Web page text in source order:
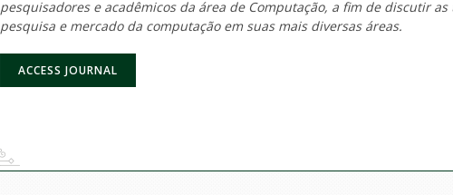
pesquisadores e acadêmicos da área de Computação, a fim de discutir
pesquisa e mercado da computação em suas mais diversas áreas.
ACCESS JOURNAL